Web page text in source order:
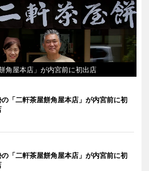
角屋本店」が内宮前に初出店
「二軒茶屋餅角屋本店」が内宮前に初
「二軒茶屋餅角屋本店」が内宮前に初